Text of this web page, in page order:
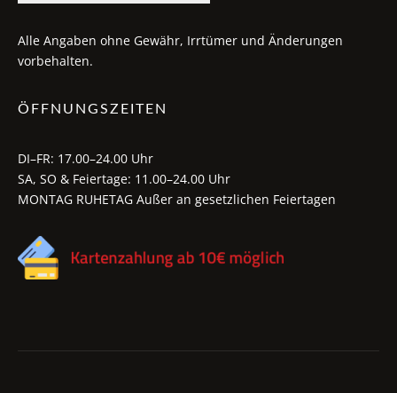
Alle Angaben ohne Gewähr, Irrtümer und Änderungen
vorbehalten.
ÖFFNUNGSZEITEN
DI–FR: 17.00–24.00 Uhr
SA, SO & Feiertage: 11.00–24.00 Uhr
MONTAG RUHETAG Außer an gesetzlichen Feiertagen